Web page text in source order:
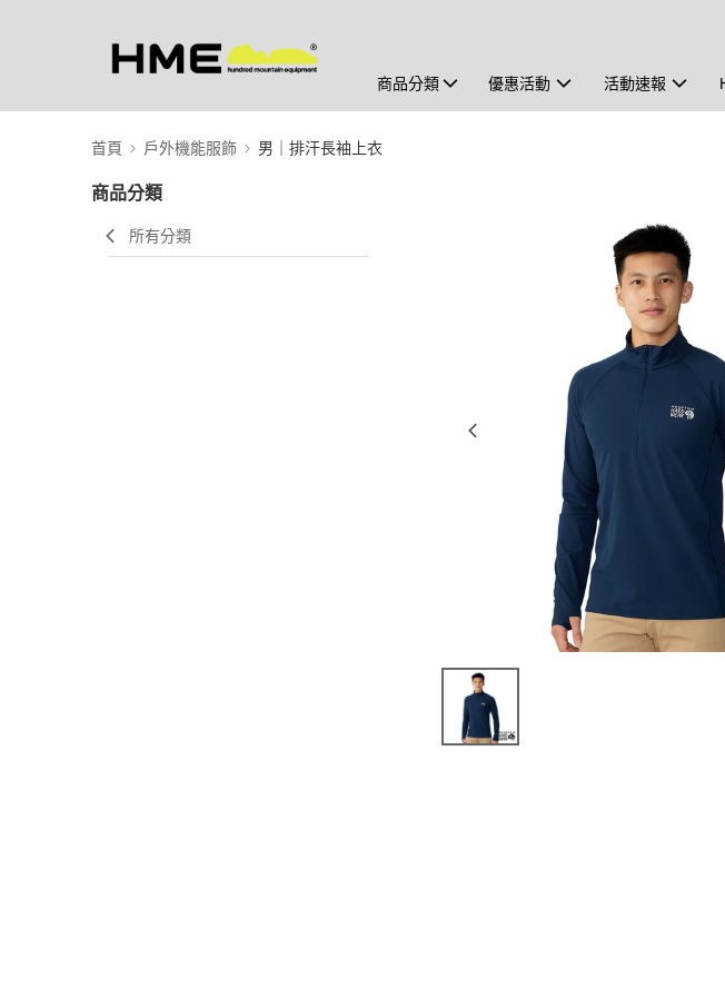
商品分類 優惠活動 活動速報
首頁 戶外機能服飾 男｜排汗長袖上衣
商品分類
所有分類